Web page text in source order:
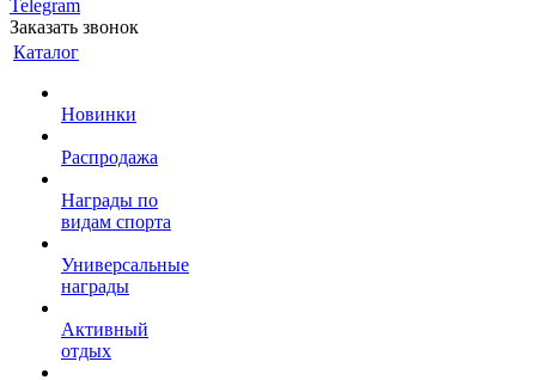
Telegram
Заказать звонок
Каталог
Новинки
Распродажа
Награды по
видам спорта
Универсальные
награды
Активный
отдых